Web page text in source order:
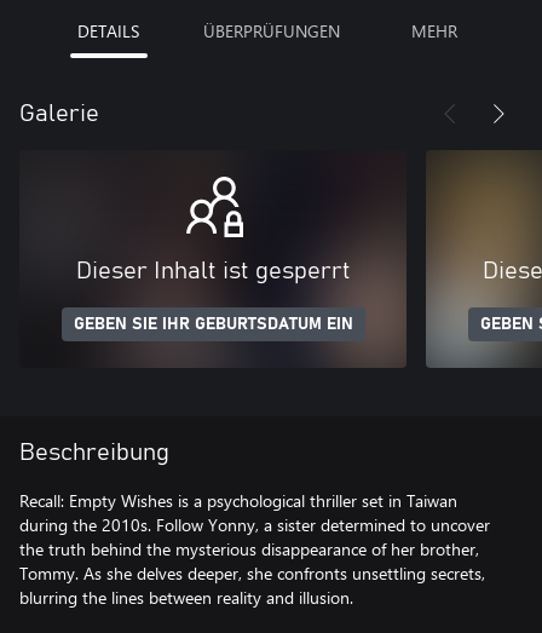
DETAILS ÜBERPRÜFUNGEN MEHR
Galerie
Dieser Inhalt ist gesperrt
GEBEN SIE IHR GEBURTSDATUM EIN GEBEN
Beschreibung
Recall: Empty Wishes is a psychological thriller set in Taiwan
during the 2010s. Follow Yonny, a sister determined to uncover
the truth behind the mysterious disappearance of her brother,
Tommy. As she delves deeper, she confronts unsettling secrets,
blurring the lines between reality and illusion.